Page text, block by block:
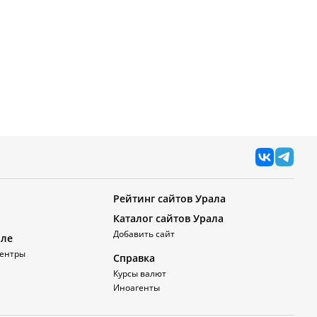
Рейтинг сайтов Урала
Каталог сайтов Урала
Добавить сайт
Справка
Курсы валют
Иноагенты